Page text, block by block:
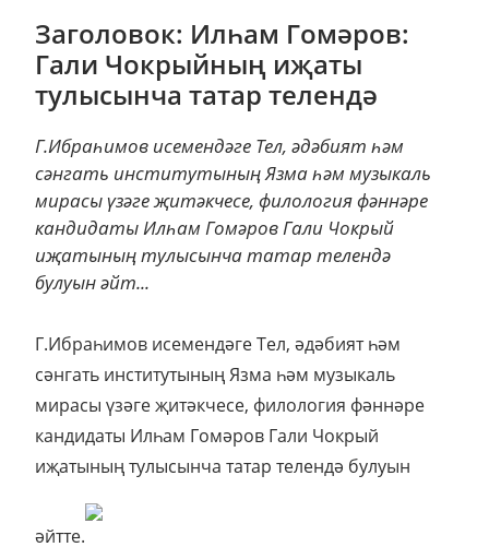
Заголовок: Илһам Гомәров:
Гали Чокрыйның иҗаты
тулысынча татар телендә
Г.Ибраһимов исемендәге Тел, әдәбият һәм
сәнгать институтының Язма һәм музыкаль
мирасы үзәге җитәкчесе, филология фәннәре
кандидаты Илһам Гомәров Гали Чокрый
иҗатының тулысынча татар телендә
булуын әйт...
Г.Ибраһимов исемендәге Тел, әдәбият һәм
сәнгать институтының Язма һәм музыкаль
мирасы үзәге җитәкчесе, филология фәннәре
кандидаты Илһам Гомәров Гали Чокрый
иҗатының тулысынча татар телендә булуын
әйтте.